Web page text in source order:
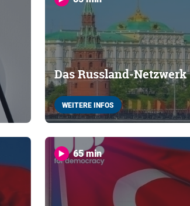
Das Russland-Netzwerk
WEITERE INFOS
65 min